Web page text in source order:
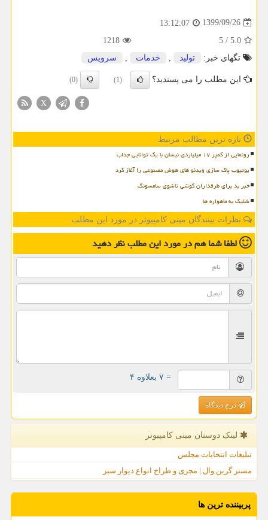
1399/09/26
13:12:07
5.0
/
5
1218
تگهای خبر:
تولید خدمات سرویس
این مطلب را می پسندید؟ (1)
(0)
X
تازه ترین مطالب مرتبط
رونمایی از کمپر ۱۷ میلیاردی نیسان با یک توانایی جذاب
یوتیوب پاک سازی ویدئو های هوش مصنوعی را آغاز کرد
خبر بد برای طرفداران گوشی تاشوی سامسونگ
شلیک به ماهواره ها
نظرات بینندگان مینی کامپیوتر در مورد این مطلب
لطفا شما همدر مورد این مطلبنظر دهید
= ۷ بعلاوه ۴
درج دیدگاه
لینک دوستان مینی كامپیوتر
تبلیغات انتخابات مجلس
مستر گرین وال | مجری و طراح انواع دیوار سبز
پربیننده ترین ها